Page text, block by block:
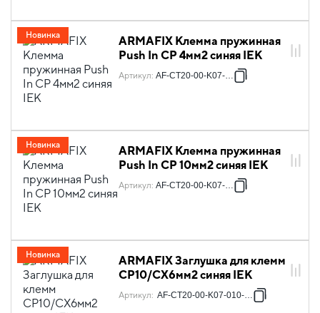
ARMAFIX Клемма пружинная
Push In CP 4мм2 синяя IEK
Артикул: AF-CT20-00-K07-004
Новинка
ARMAFIX Клемма пружинная
Push In CP 10мм2 синяя IEK
Артикул: AF-CT20-00-K07-010
Новинка
ARMAFIX Заглушка для клемм
CP10/CX6мм2 синяя IEK
Артикул: AF-CT20-00-K07-010-ZGL
Новинка